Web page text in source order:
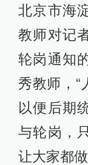
北京市海
教师对记
轮岗通知
秀教师，“
以便后期
与轮岗，
让大家都